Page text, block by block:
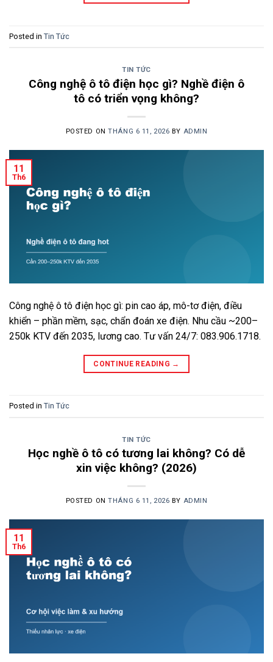
Posted in Tin Tức
TIN TỨC
Công nghệ ô tô điện học gì? Nghề điện ô
tô có triển vọng không?
POSTED ONTHÁNG 6 11, 2026 BY ADMIN
11
Th6
Công nghệ ô tô điện học gì: pin cao áp, mô-tơ điện, điều
khiển – phần mềm, sạc, chẩn đoán xe điện. Nhu cầu ~200–
250k KTV đến 2035, lương cao. Tư vấn 24/7: 083.906.1718.
CONTINUE READING →
Posted in Tin Tức
TIN TỨC
Học nghề ô tô có tương lai không? Có dễ
xin việc không? (2026)
POSTED ONTHÁNG 6 11, 2026 BY ADMIN
11
Th6